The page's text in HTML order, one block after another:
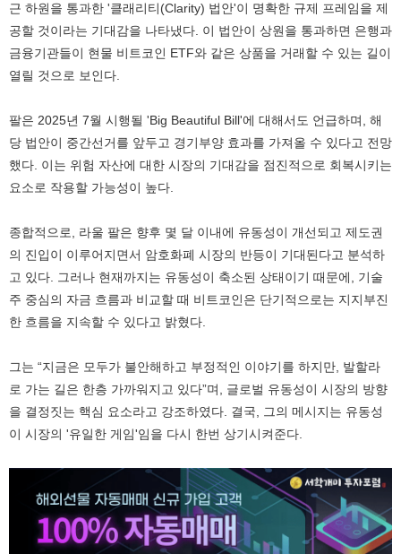
근 하원을 통과한 '클래리티(Clarity) 법안'이 명확한 규제 프레임을 제
공할 것이라는 기대감을 나타냈다. 이 법안이 상원을 통과하면 은행과
금융기관들이 현물 비트코인 ETF와 같은 상품을 거래할 수 있는 길이
열릴 것으로 보인다.
팔은 2025년 7월 시행될 'Big Beautiful Bill'에 대해서도 언급하며, 해
당 법안이 중간선거를 앞두고 경기부양 효과를 가져올 수 있다고 전망
했다. 이는 위험 자산에 대한 시장의 기대감을 점진적으로 회복시키는
요소로 작용할 가능성이 높다.
종합적으로, 라울 팔은 향후 몇 달 이내에 유동성이 개선되고 제도권
의 진입이 이루어지면서 암호화폐 시장의 반등이 기대된다고 분석하
고 있다. 그러나 현재까지는 유동성이 축소된 상태이기 때문에, 기술
주 중심의 자금 흐름과 비교할 때 비트코인은 단기적으로는 지지부진
한 흐름을 지속할 수 있다고 밝혔다.
그는 “지금은 모두가 불안해하고 부정적인 이야기를 하지만, 발할라
로 가는 길은 한층 가까워지고 있다”며, 글로벌 유동성이 시장의 방향
을 결정짓는 핵심 요소라고 강조하였다. 결국, 그의 메시지는 유동성
이 시장의 '유일한 게임'임을 다시 한번 상기시켜준다.